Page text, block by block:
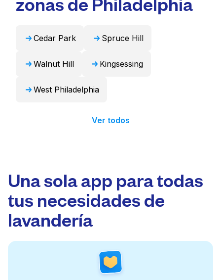
profesional y devolverlos listos para usar en
Cedar Park Spruce Hill
Walnut Hill Kingsessing
West Philadelphia
Ver todos
Una sola app para todas
tus necesidades de
lavandería